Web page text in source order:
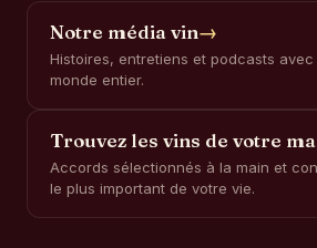
Notre média vin→
Histoires, entretiens et podcasts
monde entier.
Trouvez les vins de votre
Accords sélectionnés à la main et
le plus important de votre vie.